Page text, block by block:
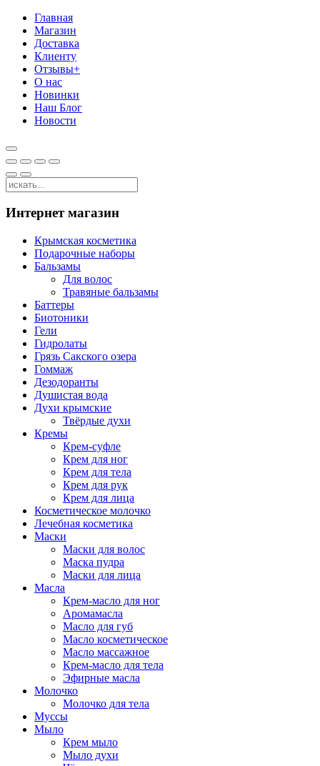
Главная
Магазин
Доставка
Клиенту
Отзывы+
О нас
Новинки
Наш Блог
Новости
Интернет магазин
Крымская косметика
Подарочные наборы
Бальзамы
Для волос
Травяные бальзамы
Баттеры
Биотоники
Гели
Гидролаты
Грязь Сакского озера
Гоммаж
Дезодоранты
Душистая вода
Духи крымские
Твёрдые духи
Кремы
Крем-суфле
Крем для ног
Крем для тела
Крем для рук
Крем для лица
Косметическое молочко
Лечебная косметика
Маски
Маски для волос
Маска пудра
Маски для лица
Масла
Крем-масло для ног
Аромамасла
Масло для губ
Масло косметическое
Масло массажное
Крем-масло для тела
Эфирные масла
Молочко
Молочко для тела
Муссы
Мыло
Крем мыло
Мыло духи